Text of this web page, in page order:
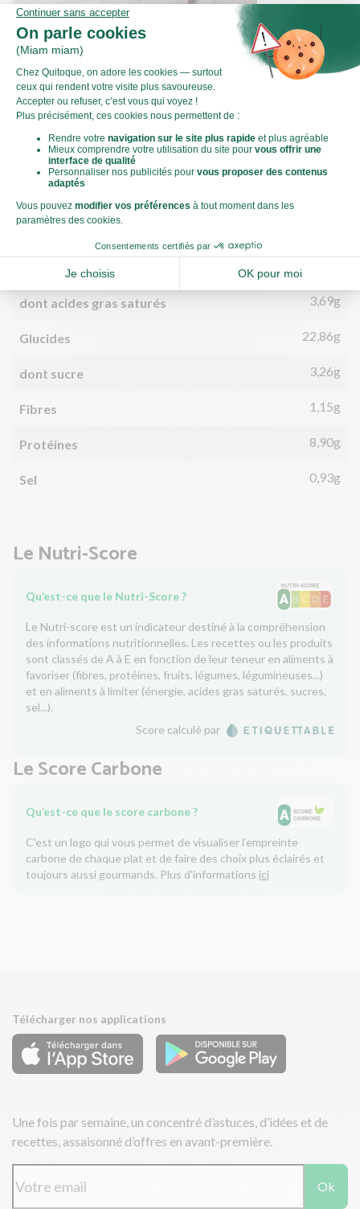
Comment émincer un oignon ?
Valeurs nutritionnelles
Par personne Pour 100g
Matières grasses
dont acides gras saturés 3,69g
Glucides 22,86g
dont sucre 3,26g
Fibres 1,15g
Protéines 8,90g
Sel 0,93g
Le Nutri-Score
Qu’est-ce que le Nutri-Score ?
Le Nutri-score est un indicateur destiné à la compréhension
des informations nutritionnelles. Les recettes ou les produits
sont classés de A à E en fonction de leur teneur en aliments à
favoriser (fibres, protéines, fruits, légumes, légumineuses...)
et en aliments à limiter (énergie, acides gras saturés, sucres,
sel...).
Score calculé par
Le Score Carbone
Qu’est-ce que le score carbone ?
C'est un logo qui vous permet de visualiser l’empreinte
carbone de chaque plat et de faire des choix plus éclairés et
toujours aussi gourmands. Plus d'informations ici
Télécharger nos applications
Une fois par semaine, un concentré d’astuces, d’idées et de
recettes, assaisonné d’offres en avant-première.
Ok